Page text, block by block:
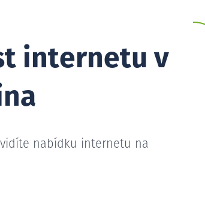
internetu v
nabídku internetu na